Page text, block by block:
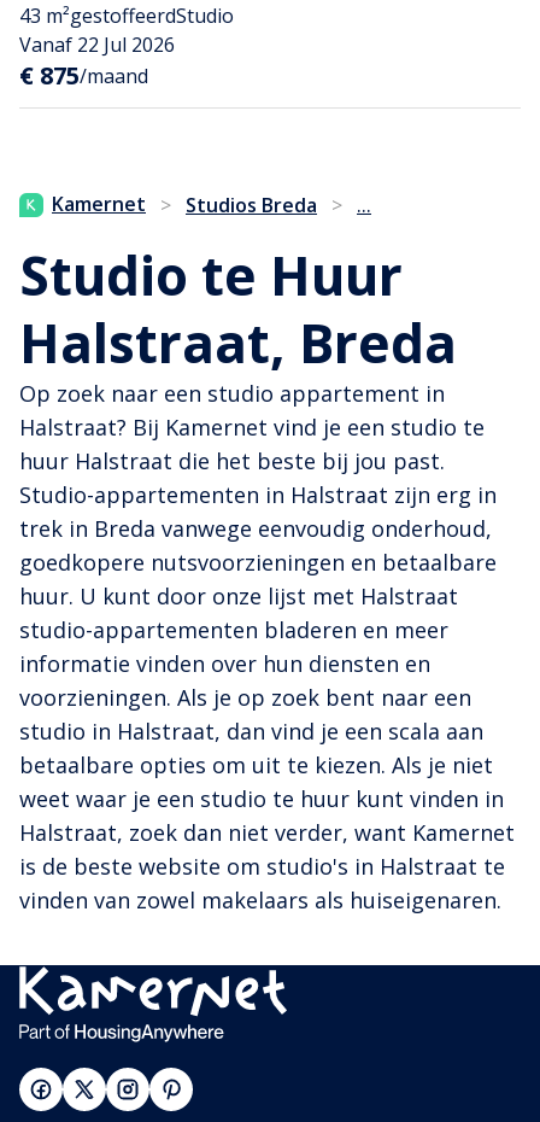
43 m²gestoffeerdStudio
Vanaf 22 Jul 2026
€ 875/maand
Kamernet > Studios Breda > ...
Studio te Huur
Halstraat, Breda
Op zoek naar een studio appartement in
Halstraat? Bij Kamernet vind je een studio te
huur Halstraat die het beste bij jou past.
Studio-appartementen in Halstraat zijn erg in
trek in Breda vanwege eenvoudig onderhoud,
goedkopere nutsvoorzieningen en betaalbare
huur. U kunt door onze lijst met Halstraat
studio-appartementen bladeren en meer
informatie vinden over hun diensten en
voorzieningen. Als je op zoek bent naar een
studio in Halstraat, dan vind je een scala aan
betaalbare opties om uit te kiezen. Als je niet
weet waar je een studio te huur kunt vinden in
Halstraat, zoek dan niet verder, want Kamernet
is de beste website om studio's in Halstraat te
vinden van zowel makelaars als huiseigenaren.